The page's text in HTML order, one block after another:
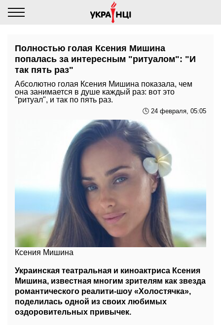
Полностью голая Ксения Мишина
попалась за интересным "ритуалом": "И
так пять раз"
Абсолютно голая Ксения Мишина показала, чем
она занимается в душе каждый раз: вот это
"ритуал", и так по пять раз.
🕓 24 февраля, 05:05
Ксения Мишина
Украинская театральная и киноактриса Ксения
Мишина, известная многим зрителям как звезда
романтического реалити-шоу «Холостячка»,
поделилась одной из своих любимых
оздоровительных привычек.